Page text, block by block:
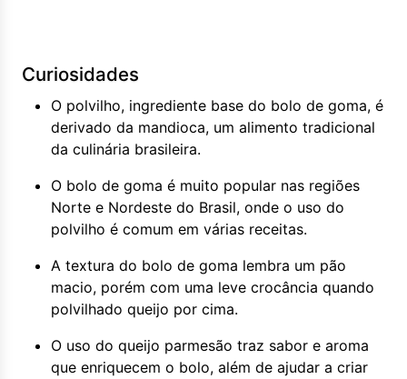
Curiosidades
O polvilho, ingrediente base do bolo de goma, é
derivado da mandioca, um alimento tradicional
da culinária brasileira.
O bolo de goma é muito popular nas regiões
Norte e Nordeste do Brasil, onde o uso do
polvilho é comum em várias receitas.
A textura do bolo de goma lembra um pão
macio, porém com uma leve crocância quando
polvilhado queijo por cima.
O uso do queijo parmesão traz sabor e aroma
que enriquecem o bolo, além de ajudar a criar